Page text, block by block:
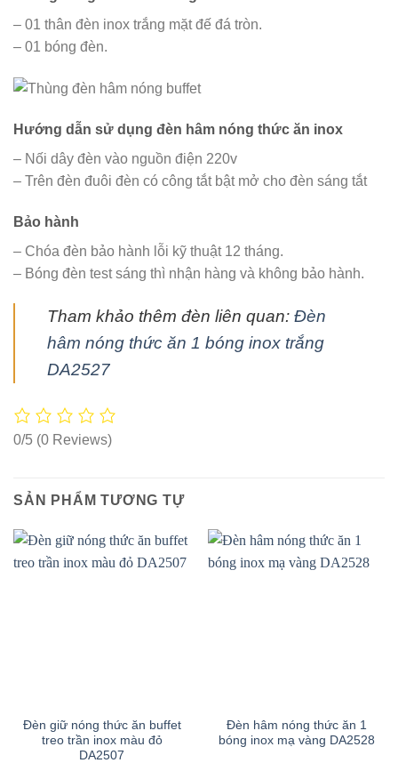
– 01 thân đèn inox trắng mặt đế đá tròn.
– 01 bóng đèn.
Hướng dẫn sử dụng đèn hâm nóng thức ăn inox
– Nối dây đèn vào nguồn điện 220v
– Trên đèn đuôi đèn có công tắt bật mở cho đèn sáng tắt
Bảo hành
– Chóa đèn bảo hành lỗi kỹ thuật 12 tháng.
– Bóng đèn test sáng thì nhận hàng và không bảo hành.
Tham khảo thêm đèn liên quan: Đèn
hâm nóng thức ăn 1 bóng inox trắng
DA2527
0/5 (0 Reviews)
SẢN PHẨM TƯƠNG TỰ
Đèn giữ nóng thức ăn buffet
treo trần inox màu đỏ
DA2507
Đèn hâm nóng thức ăn 1
bóng inox mạ vàng DA2528